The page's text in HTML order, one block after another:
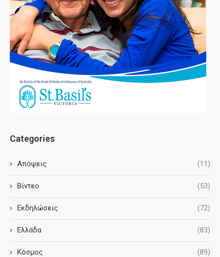
Categories
Απόψεις (11)
Βίντεο (53)
Εκδηλώσεις (72)
Ελλάδα (83)
Κόσμος (89)